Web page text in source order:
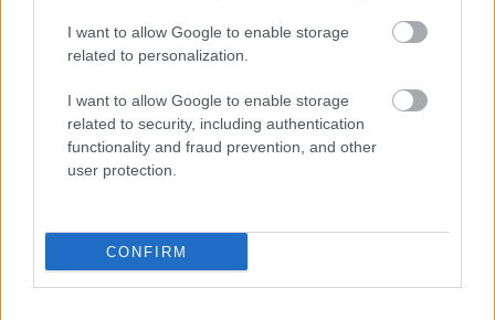
I want to allow Google to enable storage
related to personalization.
I want to allow Google to enable storage
related to security, including authentication
functionality and fraud prevention, and other
user protection.
CONFIRM
προκειμένου να απαλλαχθούν από τις ποινικές και
άλλες ευθύνες οι ιδιοκτήτες και οι υπεύθυνοι των
ευθύνες στα όργανα της Πολιτείας δηλαδή στην
Ελληνική Αστυνομία και στο προσωπικό της.
σήμερα όλα τα πρωταθλήματα σε κάθε άθλημα,έως
ότουσταματήσει η εγκληματική δραστηριότητα όλων